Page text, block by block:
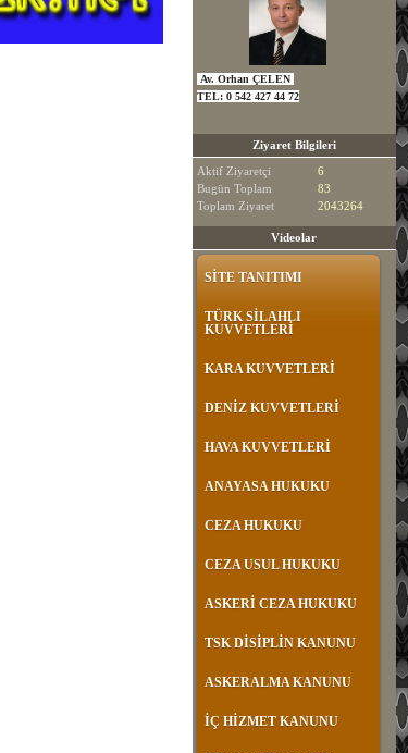
Av. Orhan ÇELEN
TEL: 0 542 427 44 72
Ziyaret Bilgileri
Aktif Ziyaretçi
6
Bugün Toplam
83
Toplam Ziyaret
2043264
Videolar
SİTE TANITIMI
TÜRK SİLAHLI
KUVVETLERİ
KARA KUVVETLERİ
DENİZ KUVVETLERİ
HAVA KUVVETLERİ
ANAYASA HUKUKU
CEZA HUKUKU
CEZA USUL HUKUKU
ASKERİ CEZA HUKUKU
TSK DİSİPLİN KANUNU
ASKERALMA KANUNU
İÇ HİZMET KANUNU